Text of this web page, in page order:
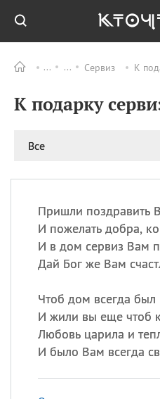
Сервиз К
К подарку
Все
Пришли поздравить
И пожелать добра,
И в дом сервиз Вам
Дай Бог же Вам
Чтоб дом всегда
И жили вы еще чтоб
Любовь царила и
И было Вам всегда